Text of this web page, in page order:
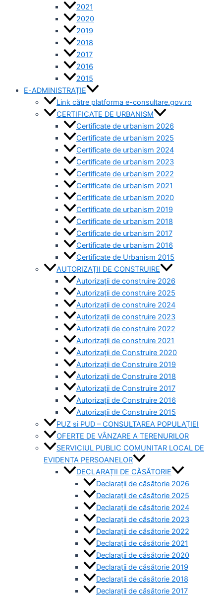
2021
2020
2019
2018
2017
2016
2015
E-ADMINISTRAȚIE
Link către platforma e-consultare.gov.ro
CERTIFICATE DE URBANISM
Certificate de urbanism 2026
Certificate de urbanism 2025
Certificate de urbanism 2024
Certificate de urbanism 2023
Certificate de urbanism 2022
Certificate de urbanism 2021
Certificate de urbanism 2020
Certificate de urbanism 2019
Certificate de urbanism 2018
Certificate de urbanism 2017
Certificate de urbanism 2016
Certificate de Urbanism 2015
AUTORIZAȚII DE CONSTRUIRE
Autorizații de construire 2026
Autorizații de construire 2025
Autorizații de construire 2024
Autorizații de construire 2023
Autorizații de construire 2022
Autorizații de construire 2021
Autorizații de Construire 2020
Autorizații de Construire 2019
Autorizaţii de Construire 2018
Autorizaţii de Construire 2017
Autorizaţii de Construire 2016
Autorizaţii de Construire 2015
PUZ si PUD – CONSULTAREA POPULAȚIEI
OFERTE DE VÂNZARE A TERENURILOR
SERVICIUL PUBLIC COMUNITAR LOCAL DE
EVIDENȚA PERSOANELOR
DECLARAȚII DE CĂSĂTORIE
Declarații de căsătorie 2026
Declarații de căsătorie 2025
Declarații de căsătorie 2024
Declarații de căsătorie 2023
Declarații de căsătorie 2022
Declarații de căsătorie 2021
Declarații de căsătorie 2020
Declarații de căsătorie 2019
Declarații de căsătorie 2018
Declarații de căsătorie 2017